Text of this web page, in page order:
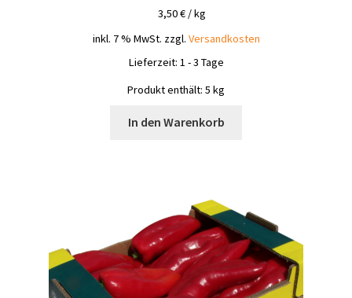
3,50€/kg
inkl. 7 % MwSt. zzgl. Versandkosten
Lieferzeit: 1 - 3 Tage
Produkt enthält: 5 kg
In den Warenkorb